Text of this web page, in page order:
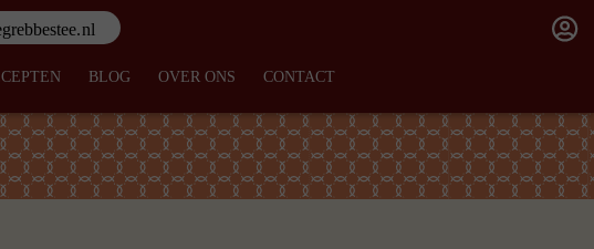
BLOG OVER ONS CONTACT